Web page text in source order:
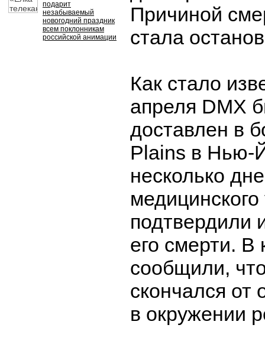
подарит
незабываемый
новогодний праздник
всем поклонникам
российской анимации
Причиной
стала
Как стало
апреля DMX
доставлен в
Plains в Нью-
несколько
его смерти. В
сообщили,
скончался от
в окружении